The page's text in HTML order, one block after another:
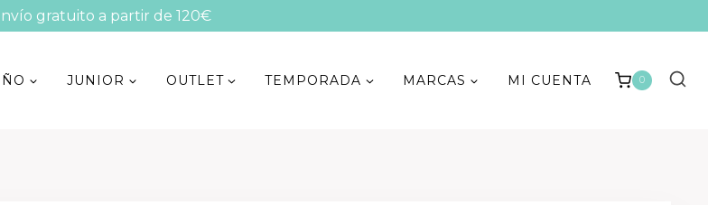
gratuito a partir de 120€
JUNIOR OUTLET TEMPORADA MARCAS MI CUENTA 0